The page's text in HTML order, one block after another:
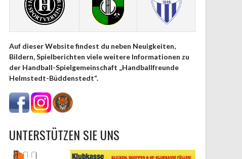
Auf dieser Website findest du neben Neuigkeiten,
Bildern, Spielberichten viele weitere Informationen zu
der Handball-Spielgemeinschaft „Handballfreunde
Helmstedt-Büddenstedt“.
UNTERSTÜTZEN SIE UNS